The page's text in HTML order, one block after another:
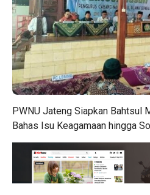
PWNU Jateng Siapkan Bahtsul
Bahas Isu Keagamaan hingga